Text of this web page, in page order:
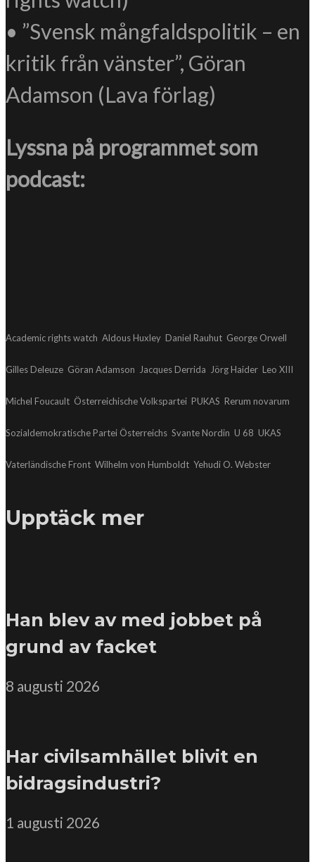
• ”Svensk mångfaldspolitik – en
kritik från vänster”, Göran
Adamson (Lava förlag)
Lyssna på programmet som
podcast:
Academic rights watch Aldous Huxley Daniel Rauhut George Orwell
Gilles Deleuze Göran Adamson Jacques Derrida Jörg Haider Leo XIII
Michel Foucault Österreichische Volkspartei PUKAS Rerum novarum
Sozialdemokratische Partei Österreichs Svante Nordin U 68 UKAS
Vaterländische Front Wilhelm von Humboldt Yehudi O. Webster
Upptäck mer
Han blev av med jobbet på
grund av facket
8 augusti 2026
Har civilsamhället blivit en
bidragsindustri?
1 augusti 2026